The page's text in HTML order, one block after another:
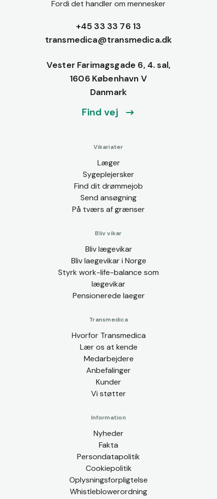
Fordi det handler om mennesker
+45 33 33 76 13
transmedica@transmedica.dk
Vester Farimagsgade 6, 4. sal,
1606 København V
Danmark
Find vej
Vikariater
Læger
Sygeplejersker
Find dit drømmejob
Send ansøgning
På tværs af grænser
Bliv vikar
Bliv lægevikar
Bliv laegevikar i Norge
Styrk work-life-balance som
lægevikar
Pensionerede laeger
Transmedica
Hvorfor Transmedica
Lær os at kende
Medarbejdere
Anbefalinger
Kunder
Vi støtter
Information
Nyheder
Fakta
Persondatapolitik
Cookiepolitik
Oplysningsforpligtelse
Whistleblowerordning